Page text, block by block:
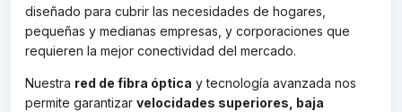
diseñado para cubrir las necesidades de hogares,
pequeñas y medianas empresas, y corporaciones que
requieren la mejor conectividad del mercado.
Nuestra red de fibra óptica y tecnología avanzada nos
permite garantizar velocidades superiores, baja